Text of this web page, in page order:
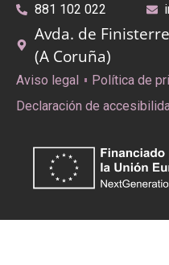
881 102 022
Avda. de
(A Coruña)
Aviso legal Política de
Declaración de